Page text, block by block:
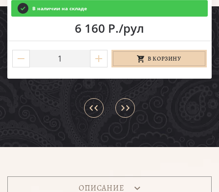
В наличии на складе
6 160 Р./рул
В КОРЗИНУ
ОПИСАНИЕ